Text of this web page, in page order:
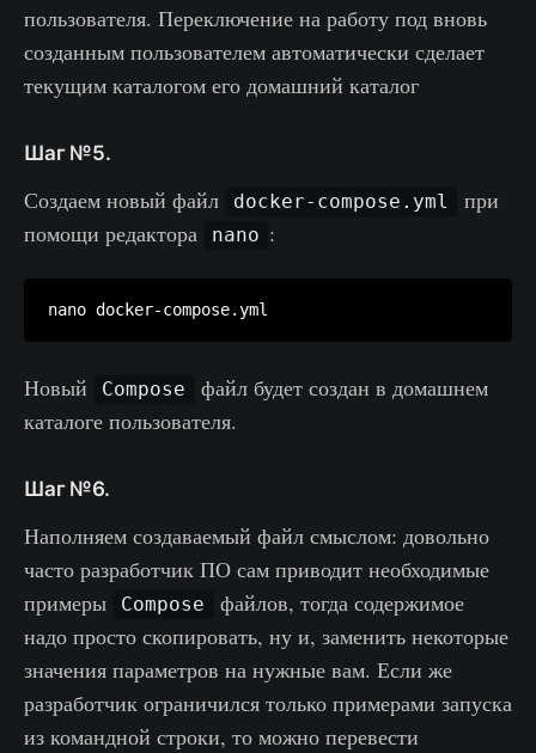
пользователя. Переключение на работу под вновь
созданным пользователем автоматически сделает
текущим каталогом его домашний каталог
Шаг №5.
Создаем новый файл docker-compose.yml
при
помощи редактора
nano :
Новый Compose
файл будет создан в домашнем
каталоге пользователя.
Шаг №6.
Наполняем создаваемый файл смыслом: довольно
часто разработчик ПО сам приводит необходимые
примеры
Compose
файлов, тогда содержимое
надо просто скопировать, ну и, заменить некоторые
значения параметров на нужные вам. Если же
разработчик ограничился только примерами запуска
из командной строки, то можно перевести